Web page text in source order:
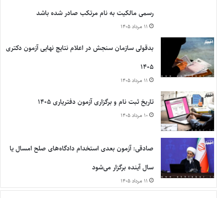
رسمی مالکیت به نام مرتکب صادر شده باشد
۱۱ مرداد ۱۴۰۵
بدقولی سازمان سنجش در اعلام نتایج نهایی آزمون دکتری
۱۴۰۵
۱۱ مرداد ۱۴۰۵
تاریخ ثبت نام و برگزاری آزمون دفتریاری ۱۴۰۵
۱۰ مرداد ۱۴۰۵
صادقی: آزمون بعدی استخدام دادگاه‌های صلح امسال یا
سال آینده برگزار می‌شود
۱۱ مرداد ۱۴۰۵